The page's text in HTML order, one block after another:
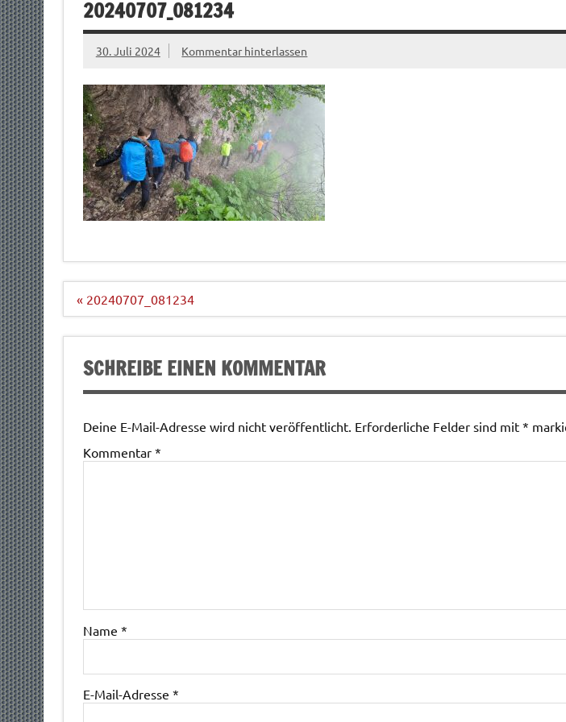
20240707_081234
30. Juli 2024 Kommentar hinterlassen
Beitragsnavigation
« 20240707_081234
SCHREIBE EINEN KOMMENTAR
Deine E-Mail-Adresse wird nicht veröffentlicht. Erforderliche Felder sind mit *
Kommentar *
Name *
E-Mail-Adresse *